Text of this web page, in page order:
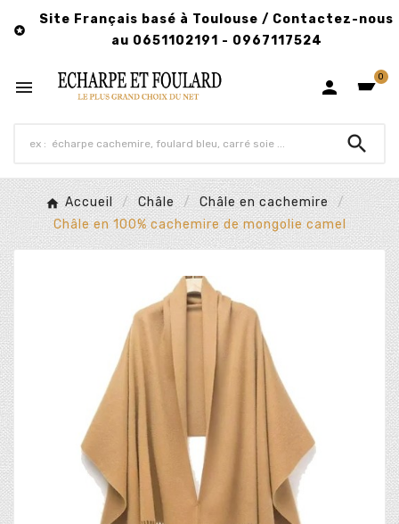

Site Français basé à Toulouse / Contactez-nous
au 0651102191 - 0967117524
  0

Accueil Châle
Châle en cachemire
Châle en 100% cachemire de mongolie camel